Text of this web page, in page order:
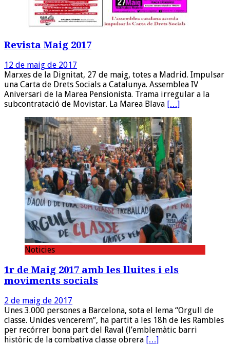
Revista Maig 2017
12 de maig de 2017
Marxes de la Dignitat, 27 de maig, totes a Madrid. Impulsar
una Carta de Drets Socials a Catalunya. Assemblea IV
Aniversari de la Marea Pensionista. Trama irregular a la
subcontratació de Movistar. La Marea Blava […]
Noticies
1r de Maig 2017 amb les lluites i els
moviments socials
2 de maig de 2017
Unes 3.000 persones a Barcelona, sota el lema “Orgull de
classe. Unides vencerem”, ha partit a les 18h de les Rambles
per recórrer bona part del Raval (l’emblemàtic barri
històric de la combativa classe obrera […]